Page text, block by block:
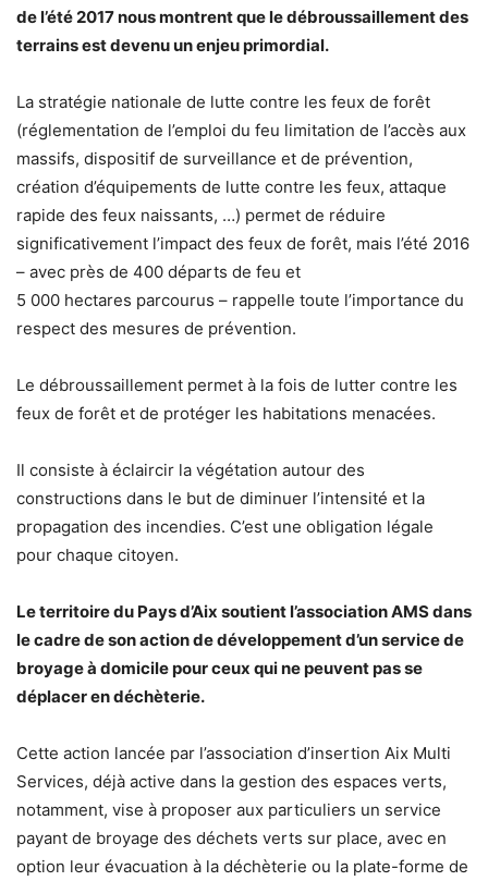
de l’été 2017 nous montrent que le débroussaillement des
terrains est devenu un enjeu primordial.
La stratégie nationale de lutte contre les feux de forêt
(réglementation de l’emploi du feu limitation de l’accès aux
massifs, dispositif de surveillance et de prévention,
création d’équipements de lutte contre les feux, attaque
rapide des feux naissants, …) permet de réduire
significativement l’impact des feux de forêt, mais l’été 2016
– avec près de 400 départs de feu et
5 000 hectares parcourus – rappelle toute l’importance du
respect des mesures de prévention.
Le débroussaillement permet à la fois de lutter contre les
feux de forêt et de protéger les habitations menacées.
Il consiste à éclaircir la végétation autour des
constructions dans le but de diminuer l’intensité et la
propagation des incendies. C’est une obligation légale
pour chaque citoyen.
Le territoire du Pays d’Aix soutient l’association AMS dans
le cadre de son action de développement d’un service de
broyage à domicile pour ceux qui ne peuvent pas se
déplacer en déchèterie.
Cette action lancée par l’association d’insertion Aix Multi
Services, déjà active dans la gestion des espaces verts,
notamment, vise à proposer aux particuliers un service
payant de broyage des déchets verts sur place, avec en
option leur évacuation à la déchèterie ou la plate-forme de